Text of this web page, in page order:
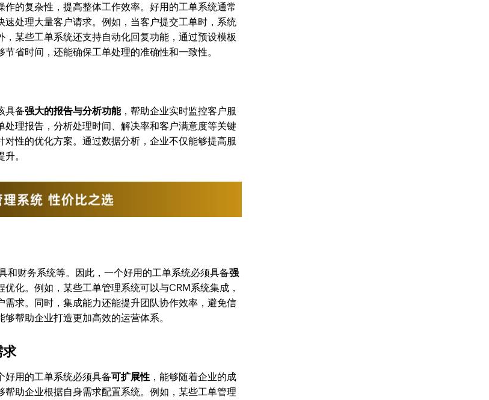
的复杂性，提高整体工作效率。好用的工单系统通常
速处理大量客户请求。例如，当客户提交工单时，系统
某些工单系统还支持自动化回复功能，通过预设模板
省时间，还能确保工单处理的准确性和一致性。
具备强大的报告与分析功能，帮助企业实时监控客户服
理报告，分析处理时间、解决率和客户满意度等关键
性的优化方案。通过数据分析，企业不仅能够提高服
。
和财务系统等。因此，一个好用的工单系统必须具备强
化。例如，某些工单管理系统可以与CRM系统集成，
求。同时，集成能力还能提升团队协作效率，避免信
帮助企业打造更加高效的运营体系。
求
好用的工单系统必须具备可扩展性 ，能够随着企业的成
助企业根据自身需求配置系统。例如，某些工单管理